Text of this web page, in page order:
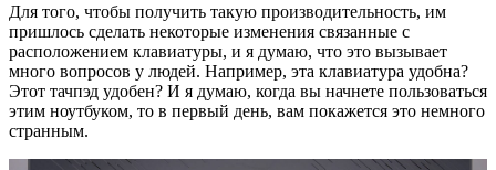
Для того, чтобы получить такую производительность, им
пришлось сделать некоторые изменения связанные с
расположением клавиатуры, и я думаю, что это вызывает
много вопросов у людей. Например, эта клавиатура удобна?
Этот тачпэд удобен? И я думаю, когда вы начнете пользоваться
этим ноутбуком, то в первый день, вам покажется это немного
странным.